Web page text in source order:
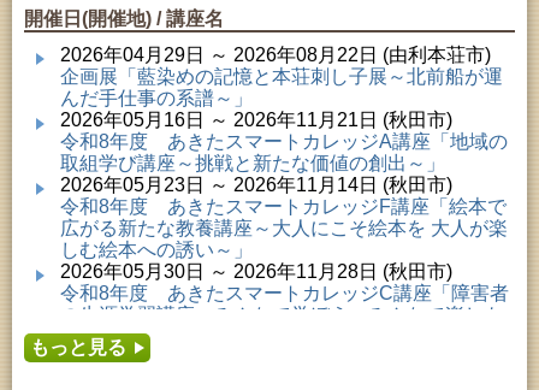
開催日(開催地) / 講座名
2026年04月29日 ～ 2026年08月22日 (由利本荘市)
企画展「藍染めの記憶と本荘刺し子展～北前船が運
んだ手仕事の系譜～」
2026年05月16日 ～ 2026年11月21日 (秋田市)
令和8年度 あきたスマートカレッジA講座「地域の
取組学び講座～挑戦と新たな価値の創出～」
2026年05月23日 ～ 2026年11月14日 (秋田市)
令和8年度 あきたスマートカレッジF講座「絵本で
広がる新たな教養講座～大人にこそ絵本を 大人が楽
しむ絵本への誘い～」
2026年05月30日 ～ 2026年11月28日 (秋田市)
令和8年度 あきたスマートカレッジC講座「障害者
の生涯学習講座～みんなで学ぼう、みんなで楽しも
う～」
2026年06月02日 ～ 2026年11月30日 (秋田市)
もっと見る